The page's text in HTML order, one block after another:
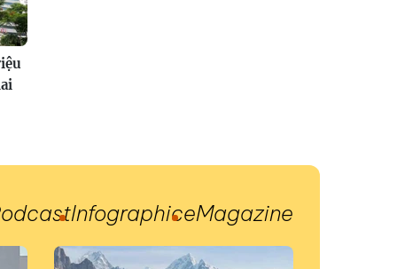
InfographiceMagazine